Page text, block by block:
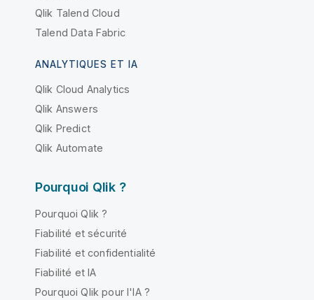
Qlik Talend Cloud
Talend Data Fabric
ANALYTIQUES ET IA
Qlik Cloud Analytics
Qlik Answers
Qlik Predict
Qlik Automate
Pourquoi Qlik ?
Pourquoi Qlik ?
Fiabilité et sécurité
Fiabilité et confidentialité
Fiabilité et IA
Pourquoi Qlik pour l'IA ?